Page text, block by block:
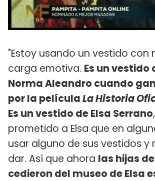
"Estoy usando un vestido con
carga emotiva. Es un vestido
Norma Aleandro cuando
por la películaLa Historia
Es un vestido de Elsa Serrano
prometido a Elsa que en
usar alguno de sus vestidos y
dar. Así que ahora las hijas
cedieron del museo de Elsa